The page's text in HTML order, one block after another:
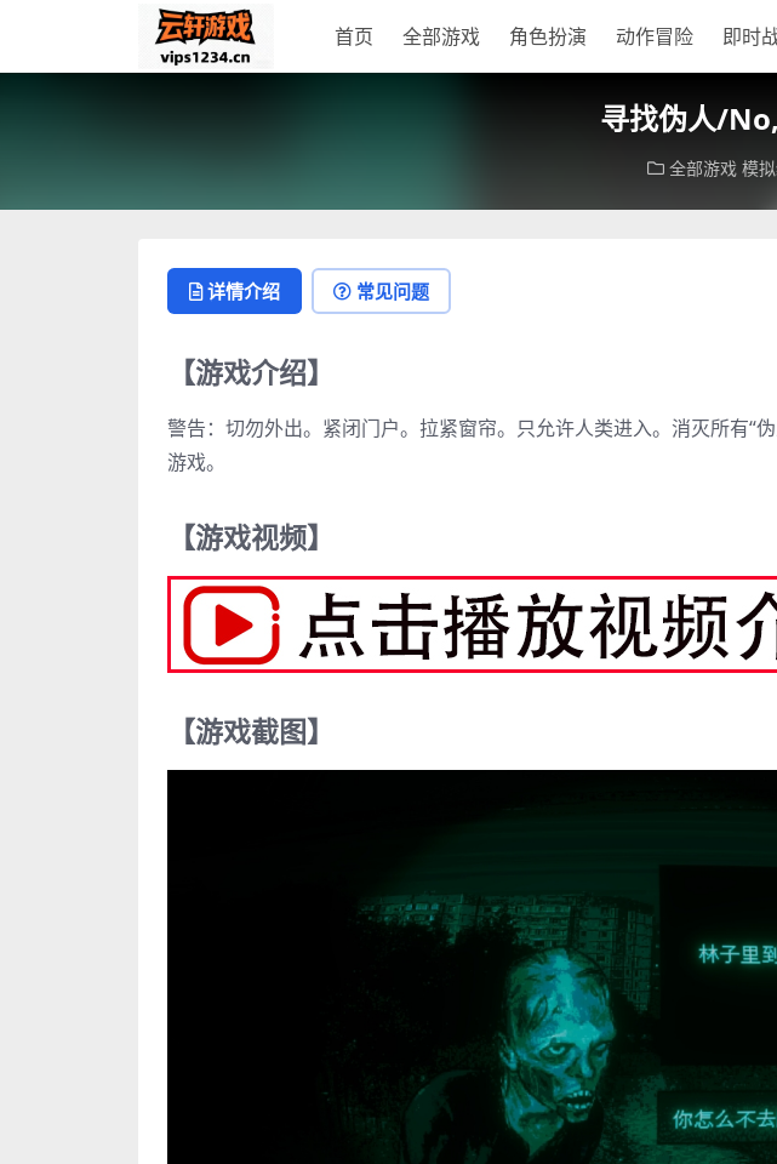
首页 全部游戏 角色扮演 动作冒险 即时
寻找伪人/
全部游戏 模
详情介绍 常见问题
【游戏介绍】
警告：切勿外出。紧闭门户。拉紧窗帘。只允许人类进入。消灭所有“
游戏。
【游戏视频】
【游戏截图】